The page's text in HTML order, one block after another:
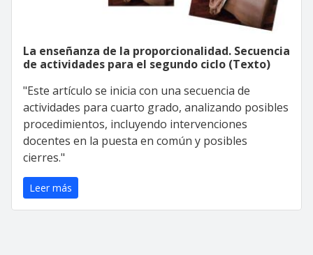
La enseñanza de la proporcionalidad. Secuencia
de actividades para el segundo ciclo (Texto)
"Este artículo se inicia con una secuencia de
actividades para cuarto grado, analizando posibles
procedimientos, incluyendo intervenciones
docentes en la puesta en común y posibles
cierres."
Leer más